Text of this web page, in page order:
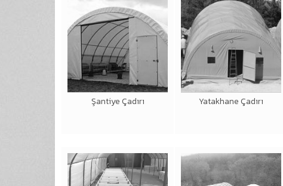
Şantiye Çadırı Yatakhane Çadırı